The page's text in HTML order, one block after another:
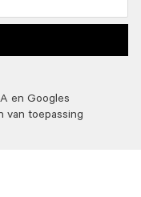
en Googles
van toepassing